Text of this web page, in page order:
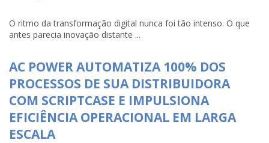
O ritmo da transformação digital nunca foi tão intenso. O que
antes parecia inovação distante ...
AC POWER AUTOMATIZA 100% DOS
PROCESSOS DE SUA DISTRIBUIDORA
COM SCRIPTCASE E IMPULSIONA
EFICIÊNCIA OPERACIONAL EM LARGA
ESCALA